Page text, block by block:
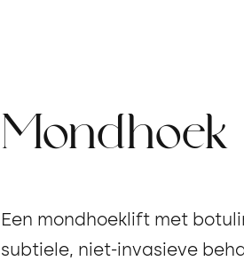
Een mondhoeklift met
subtiele, niet-invasieve